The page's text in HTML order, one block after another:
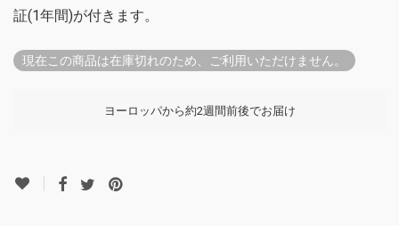
証(1年間)が付きます。
現在この商品は在庫切れのため、ご利用いただけません。
ヨーロッパから約2週間前後でお届け